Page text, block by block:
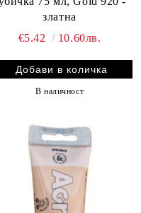
златна
€5.42
10.60лв.
В наличност